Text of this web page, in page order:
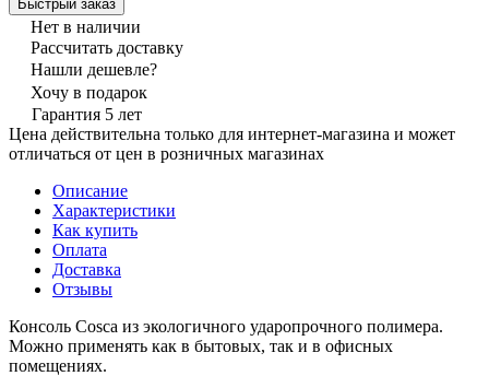
Быстрый заказ
Нет в наличии
Рассчитать доставку
Нашли дешевле?
Хочу в подарок
Гарантия 5 лет
Цена действительна только для интернет-магазина и может
отличаться от цен в розничных магазинах
Описание
Характеристики
Как купить
Оплата
Доставка
Отзывы
Консоль Cosca из экологичного ударопрочного полимера.
Можно применять как в бытовых, так и в офисных
помещениях.